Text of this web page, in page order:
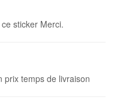
sticker Merci.
prix temps de livraison